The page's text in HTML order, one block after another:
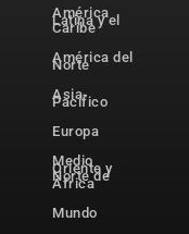
América
Latina y el
Caribe
América del
Norte
Asia-
Pacífico
Europa
Medio
Oriente y
Norte de
África
Mundo